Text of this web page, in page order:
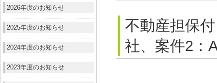
2026年度のお知らせ
2025年度のお知らせ
2024年度のお知らせ
2023年度のお知らせ
不動産担保
社、案件2：